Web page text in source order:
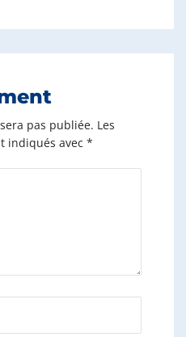
pas publiée. Les
indiqués avec *